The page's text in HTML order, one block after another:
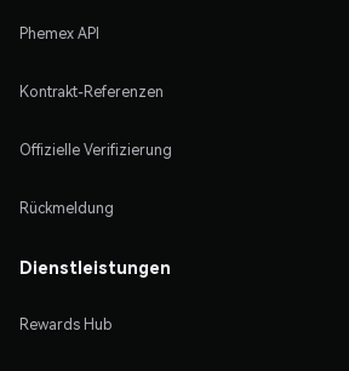
Phemex API
Kontrakt-Referenzen
Offizielle Verifizierung
Rückmeldung
Dienstleistungen
Rewards Hub